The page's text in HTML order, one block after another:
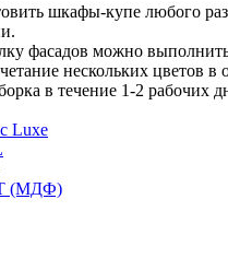
шкафы-купе любого
фасадов можно
нескольких цветов в
в течение 1-2 рабочих
Luxe
(МДФ)